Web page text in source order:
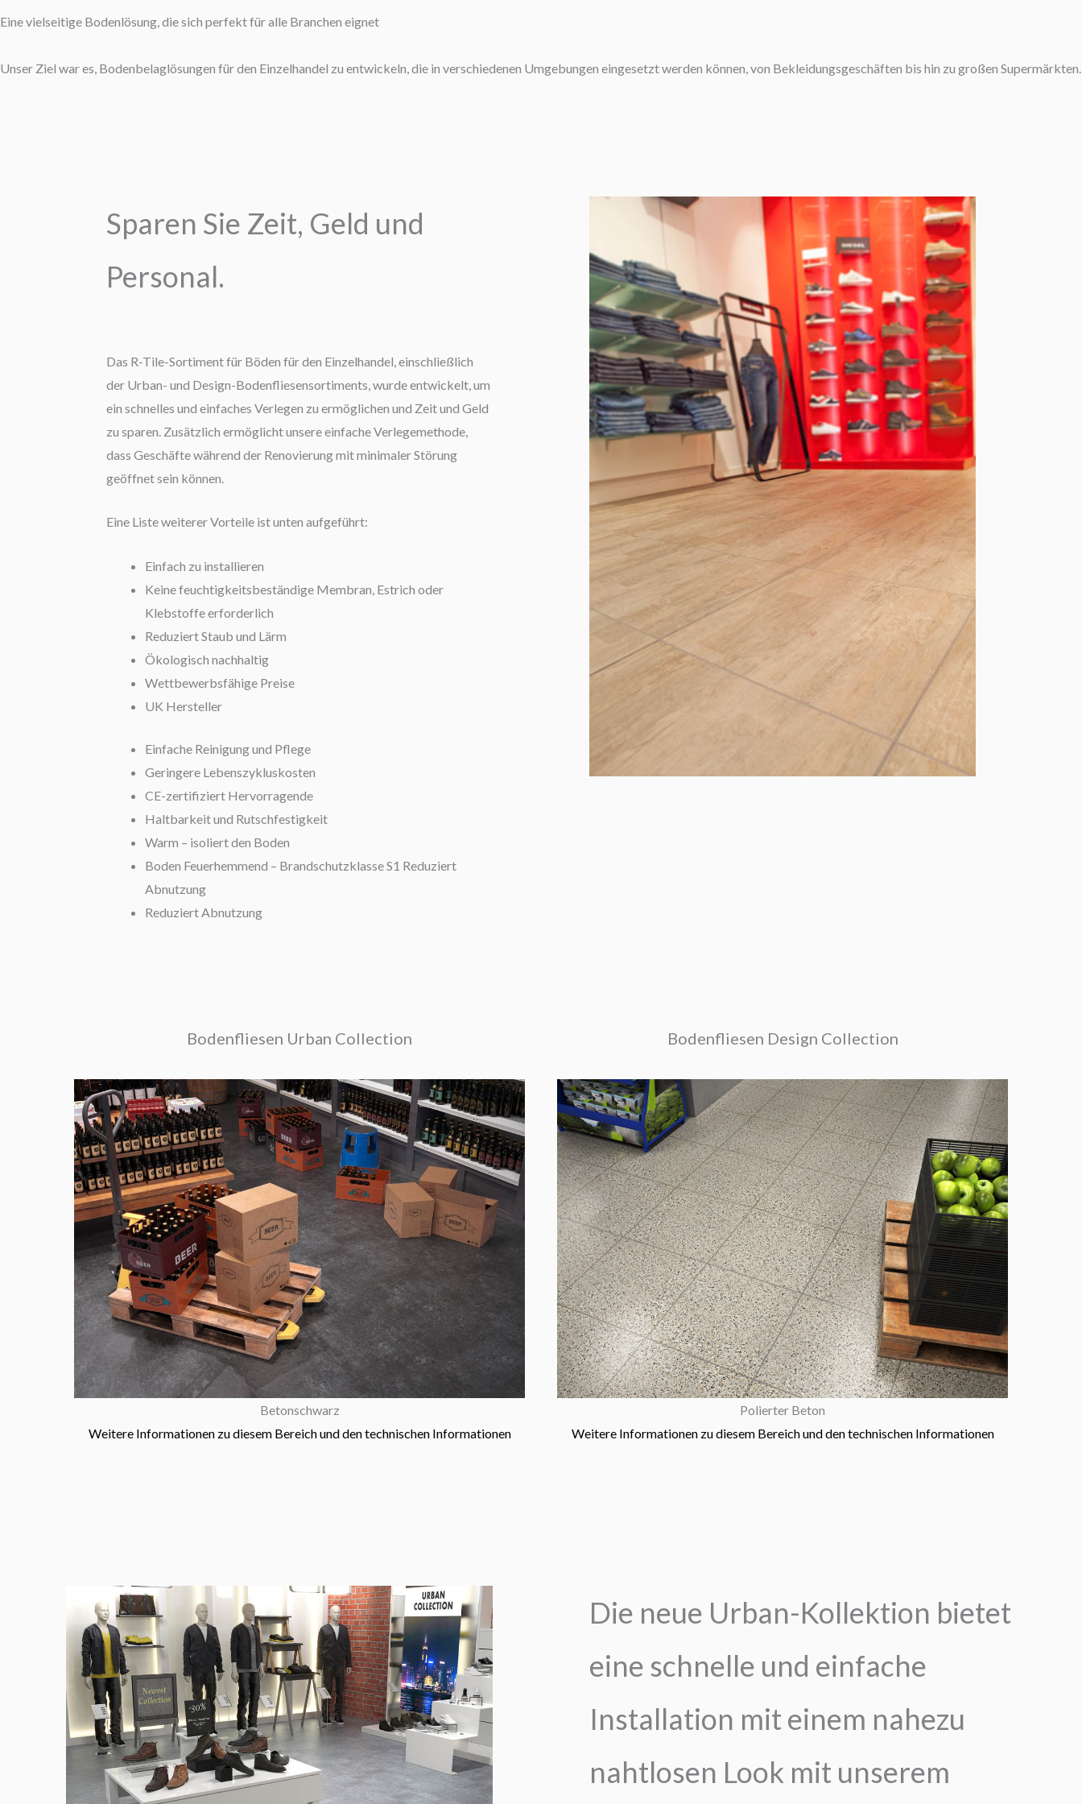
Eine vielseitige Bodenlösung, die sich perfekt für alle Branchen eignet
Unser Ziel war es, Bodenbelaglösungen für den Einzelhandel zu entwickeln, die in verschiedenen Umgebungen eingesetzt werden können, von Bekleidungsgeschäften bis hin zu großen Supermärkten.
Sparen Sie Zeit, Geld und
Personal.
Das R-Tile-Sortiment für Böden für den Einzelhandel, einschließlich
der Urban- und Design-Bodenfliesensortiments, wurde entwickelt, um
ein schnelles und einfaches Verlegen zu ermöglichen und Zeit und Geld
zu sparen. Zusätzlich ermöglicht unsere einfache Verlegemethode,
dass Geschäfte während der Renovierung mit minimaler Störung
geöffnet sein können.
Eine Liste weiterer Vorteile ist unten aufgeführt:
Einfach zu installieren
Keine feuchtigkeitsbeständige Membran, Estrich oder
Klebstoffe erforderlich
Reduziert Staub und Lärm
Ökologisch nachhaltig
Wettbewerbsfähige Preise
UK Hersteller
Einfache Reinigung und Pflege
Geringere Lebenszykluskosten
CE-zertifiziert Hervorragende
Haltbarkeit und Rutschfestigkeit
Warm – isoliert den Boden
Boden Feuerhemmend – Brandschutzklasse S1 Reduziert
Abnutzung
Reduziert Abnutzung
Bodenfliesen Urban Collection
Betonschwarz
Weitere Informationen zu diesem Bereich und den technischen Informationen
Bodenfliesen Design Collection
Polierter Beton
Weitere Informationen zu diesem Bereich und den technischen Informationen
Die neue Urban-Kollektion bietet
eine schnelle und einfache
Installation mit einem nahezu
nahtlosen Look mit unserem